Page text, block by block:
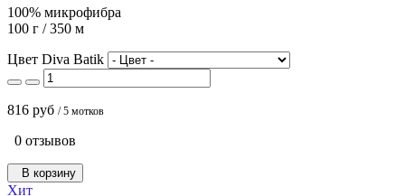
100% микрофибра
100 г / 350 м
Цвет Diva Batik
816 руб / 5 мотков
0 отзывов
В корзину
Хит